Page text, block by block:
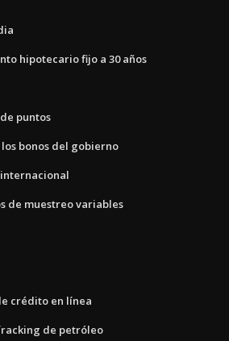
hipotecario fijo a 30 años
puntos
bonos del gobierno
de muestreo variables
crédito en línea
de petróleo